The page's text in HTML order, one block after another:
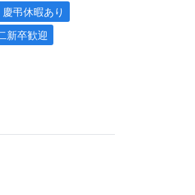
慶弔休暇あり
新卒歓迎